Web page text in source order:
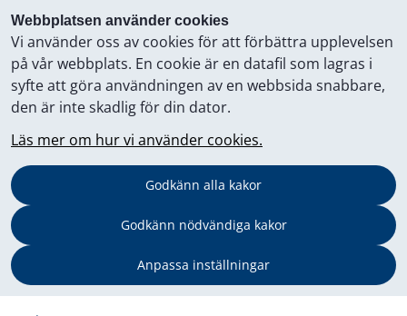
Webbplatsen använder cookies
Vi använder oss av cookies för att förbättra upplevelsen
på vår webbplats. En cookie är en datafil som lagras i
syfte att göra användningen av en webbsida snabbare,
den är inte skadlig för din dator.
Läs mer om hur vi använder cookies.
Godkänn alla kakor
Godkänn nödvändiga kakor
Anpassa inställningar